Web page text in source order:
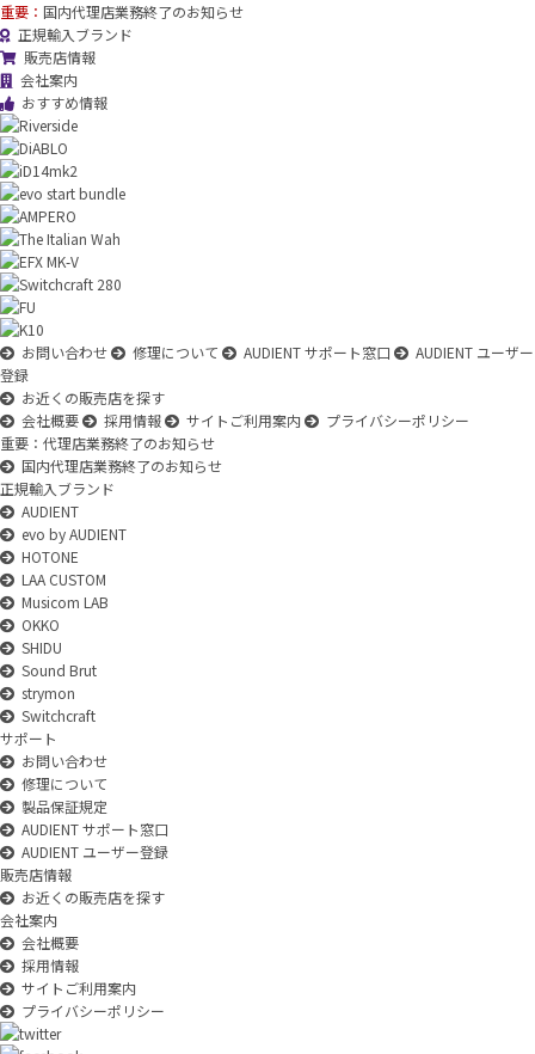
重要： 国内代理店業務終了のお知らせ
正規輸入ブランド
販売店情報
会社案内
おすすめ情報
お問い合わせ 修理について AUDIENT サポート窓口
AUDIENT ユーザー
登録
お近くの販売店を探す
会社概要
採用情報 サイトご利用案内
プライバシーポリシー
重要：代理店業務終了のお知らせ
国内代理店業務終了のお知らせ
正規輸入ブランド
AUDIENT
evo by AUDIENT
HOTONE
LAA CUSTOM
Musicom LAB
OKKO
SHIDU
Sound Brut
strymon
Switchcraft
サポート
お問い合わせ
修理について
製品保証規定
AUDIENT サポート窓口
AUDIENT ユーザー登録
販売店情報
お近くの販売店を探す
会社案内
会社概要
採用情報
サイトご利用案内
プライバシーポリシー